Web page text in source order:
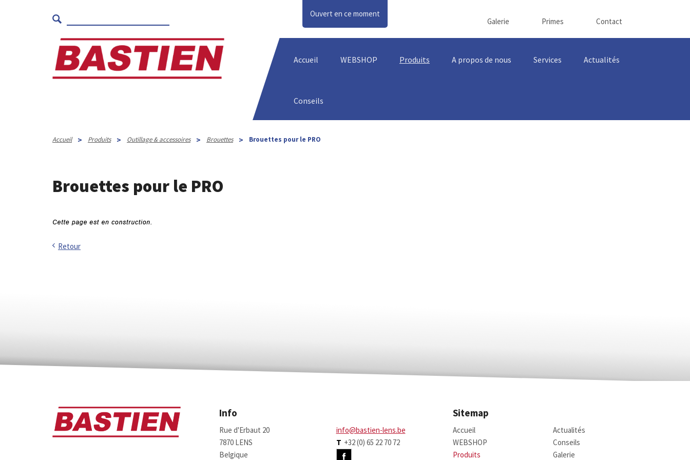
Ouvert en ce moment
Galerie Primes Contact
Accueil WEBSHOP Produits A propos de nous Services Actualités
Conseils
Accueil > Produits > Outillage & accessoires > Brouettes > Brouettes pour le PRO
Brouettes pour le PRO
Retour
Info
Rue d'Erbaut 20
7870 LENS
Belgique
info@bastien-lens.be
T +32 (0) 65 22 70 72
Sitemap
Accueil
WEBSHOP
Produits
Actualités
Conseils
Galerie